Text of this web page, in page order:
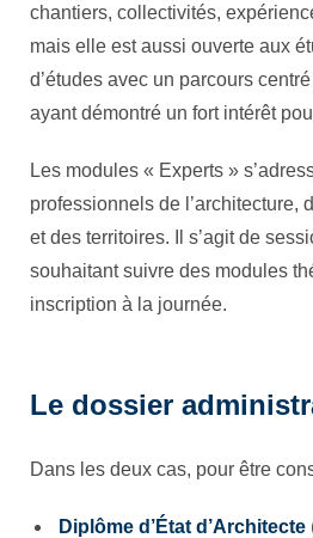
chantiers, collectivités,
mais elle est aussi ouverte aux
d’études avec un parcours
ayant démontré un fort intérêt
Les modules « Experts »
professionnels de l’architecture,
et des territoires. Il s’agit de
souhaitant suivre des modules
inscription à la journée.
Le dossier
Dans les deux cas, pour être
Diplôme d’État d’Architecte